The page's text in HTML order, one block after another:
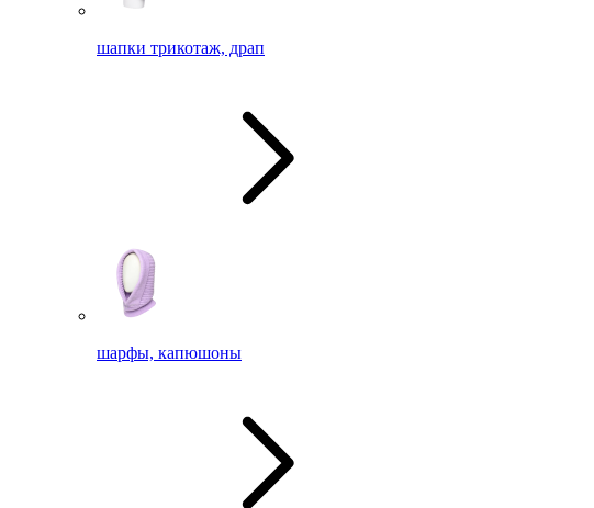
шапки трикотаж, драп
шарфы, капюшоны